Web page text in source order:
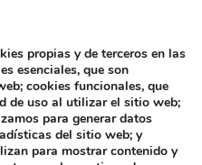
“6030”
propias y de terceros en las
esenciales, que son
cookies funcionales, que
de uso al utilizar el sitio web;
para generar datos
del sitio web; y
para mostrar contenido y